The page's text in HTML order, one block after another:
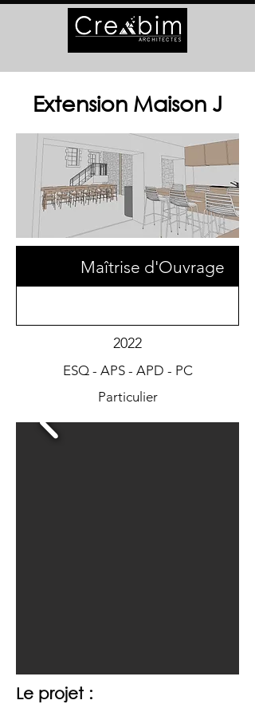
Extension Maison J
Maîtrise d'Ouvrage
2022
ESQ - APS - APD - PC
Particulier
Le projet :